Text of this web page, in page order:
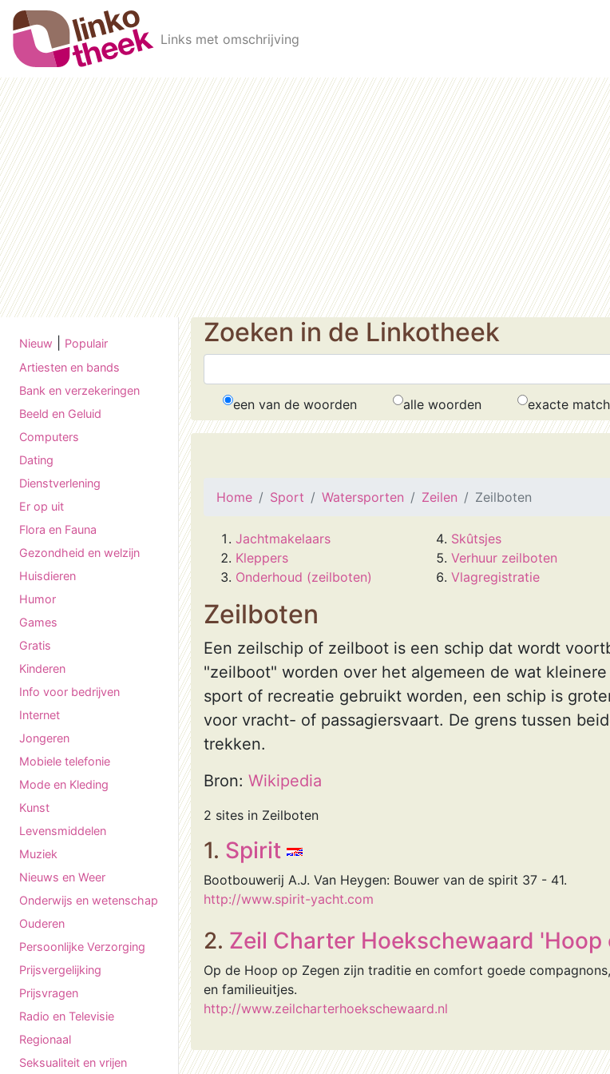
Skip to main content
Links met omschrijving
Nieuw
Populair
Artiesten en bands
Bank en verzekeringen
Beeld en Geluid
Computers
Dating
Dienstverlening
Er op uit
Flora en Fauna
Gezondheid en welzijn
Huisdieren
Humor
Games
Gratis
Kinderen
Info voor bedrijven
Internet
Jongeren
Mobiele telefonie
Mode en Kleding
Kunst
Levensmiddelen
Muziek
Nieuws en Weer
Onderwijs en wetenschap
Ouderen
Persoonlijke Verzorging
Prijsvergelijking
Prijsvragen
Radio en Televisie
Regionaal
Seksualiteit en vrijen
Zoeken in de Linkotheek
een van de woorden alle woorden exacte match
Home Sport Watersporten Zeilen Zeilboten
Jachtmakelaars
Kleppers
Onderhoud (zeilboten)
Skûtsjes
Verhuur zeilboten
Vlagregistratie
Zeilboten
Een zeilschip of zeilboot is een schip dat wordt
"zeilboot" worden over het algemeen de wat
sport of recreatie gebruikt worden, een schip is
voor vracht- of passagiersvaart. De grens tussen
trekken.
Bron: Wikipedia
2 sites in Zeilboten
1. Spirit
Bootbouwerij A.J. Van Heygen: Bouwer van de spirit 37 - 41.
http://www.spirit-yacht.com
2. Zeil Charter Hoekschewaard 'Hoop
Op de Hoop op Zegen zijn traditie en comfort goede
en familieuitjes.
http://www.zeilcharterhoekschewaard.nl